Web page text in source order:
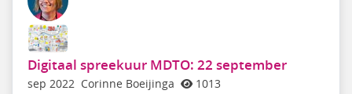
Digitaal spreekuur MDTO: 22 september
sep 2022 Corinne Boeijinga 1013